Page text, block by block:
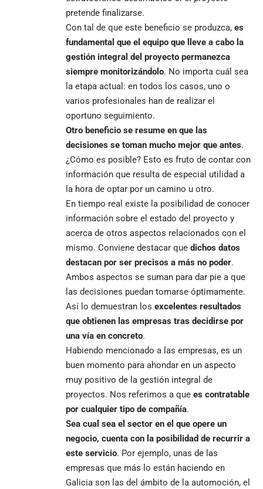
pretende finalizarse.
Con tal de que este beneficio se produzca, es
fundamental que el equipo que lleve a cabo la
gestión integral del proyecto permanezca
siempre monitorizándolo. No importa cuál sea
la etapa actual: en todos los casos, uno o
varios profesionales han de realizar el
oportuno seguimiento.
Otro beneficio se resume en que las
decisiones se toman mucho mejor que antes.
¿Cómo es posible? Esto es fruto de contar con
información que resulta de especial utilidad a
la hora de optar por un camino u otro.
En tiempo real existe la posibilidad de conocer
información sobre el estado del proyecto y
acerca de otros aspectos relacionados con el
mismo. Conviene destacar que dichos datos
destacan por ser precisos a más no poder.
Ambos aspectos se suman para dar pie a que
las decisiones puedan tomarse óptimamente.
Así lo demuestran los excelentes resultados
que obtienen las empresas tras decidirse por
una vía en concreto.
Habiendo mencionado a las empresas, es un
buen momento para ahondar en un aspecto
muy positivo de la gestión integral de
proyectos. Nos referimos a que es contratable
por cualquier tipo de compañía.
Sea cual sea el sector en el que opere un
negocio, cuenta con la posibilidad de recurrir a
este servicio. Por ejemplo, unas de las
empresas que más lo están haciendo en
Galicia son las del ámbito de la automoción, el